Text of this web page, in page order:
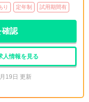
り 定年制 試用期間有
確認
人情報を見る
19日 更新